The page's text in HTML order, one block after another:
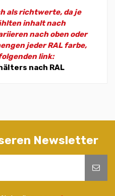
als richtwerte, da je
inhalt nach
nach oben oder
jeder RAL farbe,
link:
nach RAL
Newsletter